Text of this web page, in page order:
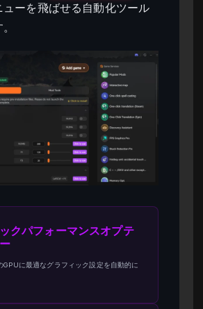
ーを飛ばせる自動化ツール
クパフォーマンスオプテ
GPUに最適なグラフィック設定を自動的に